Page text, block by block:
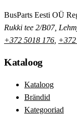
BusParts Eesti OÜ
Rukki tee 2/B07,
+372 5018 176
Kataloog
Kataloog
Brändid
Kategooriad